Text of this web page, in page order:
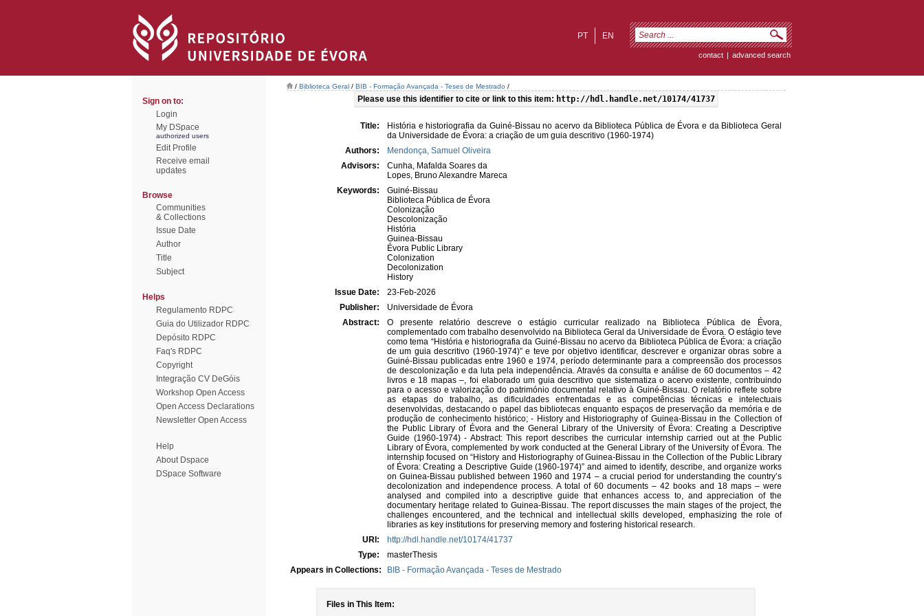
EN
PT
contact | advanced search
Sign on to:
Login
My DSpace
authorized users
Edit Profile
Receive email
updates
Browse
Communities
& Collections
Issue Date
Author
Title
Subject
Helps
Regulamento RDPC
Guia do Utilizador RDPC
Depósito RDPC
Faq's RDPC
Copyright
Integração CV DeGóis
Workshop Open Access
Open Access Declarations
Newsletter Open Access
Help
About Dspace
DSpace Software
/ Biblioteca Geral / BIB - Formação Avançada - Teses de Mestrado /
Please use this identifier to cite or link to this item: http://hdl.handle.net/10174/41737
Title:
História e historiografia da Guiné-Bissau no acervo da Biblioteca Pública de Évora e da Biblioteca Geral
da Universidade de Évora: a criação de um guia descritivo (1960-1974)
Authors:
Mendonça, Samuel Oliveira
Advisors:
Cunha, Mafalda Soares da
Lopes, Bruno Alexandre Mareca
Keywords:
Guiné-Bissau
Biblioteca Pública de Évora
Colonização
Descolonização
História
Guinea-Bissau
Évora Public Library
Colonization
Decolonization
History
Issue Date:
23-Feb-2026
Publisher:
Universidade de Évora
Abstract:
O presente relatório descreve o estágio curricular realizado na Biblioteca Pública de Évora,
complementado com trabalho desenvolvido na Biblioteca Geral da Universidade de Évora. O estágio teve
como tema “História e historiografia da Guiné-Bissau no acervo da Biblioteca Pública de Évora: a criação
de um guia descritivo (1960-1974)” e teve por objetivo identificar, descrever e organizar obras sobre a
Guiné-Bissau publicadas entre 1960 e 1974, período determinante para a compreensão dos processos
de descolonização e da luta pela independência. Através da consulta e análise de 60 documentos – 42
livros e 18 mapas –, foi elaborado um guia descritivo que sistematiza o acervo existente, contribuindo
para o acesso e valorização do património documental relativo à Guiné-Bissau. O relatório reflete sobre
as etapas do trabalho, as dificuldades enfrentadas e as competências técnicas e intelectuais
desenvolvidas, destacando o papel das bibliotecas enquanto espaços de preservação da memória e de
produção de conhecimento histórico; - History and Historiography of Guinea-Bissau in the Collection of
the Public Library of Évora and the General Library of the University of Évora: Creating a Descriptive
Guide (1960-1974) - Abstract: This report describes the curricular internship carried out at the Public
Library of Évora, complemented by work conducted at the General Library of the University of Évora. The
internship focused on “History and Historiography of Guinea-Bissau in the Collection of the Public Library
of Évora: Creating a Descriptive Guide (1960-1974)” and aimed to identify, describe, and organize works
on Guinea-Bissau published between 1960 and 1974 – a crucial period for understanding the country’s
decolonization and independence process. A total of 60 documents – 42 books and 18 maps – were
analysed and compiled into a descriptive guide that enhances access to, and appreciation of the
documentary heritage related to Guinea-Bissau. The report discusses the main stages of the project, the
challenges encountered, and the technical and intellectual skills developed, emphasizing the role of
libraries as key institutions for preserving memory and fostering historical research.
URI:
http://hdl.handle.net/10174/41737
Type:
masterThesis
Appears in Collections:
BIB - Formação Avançada - Teses de Mestrado
Files in This Item: